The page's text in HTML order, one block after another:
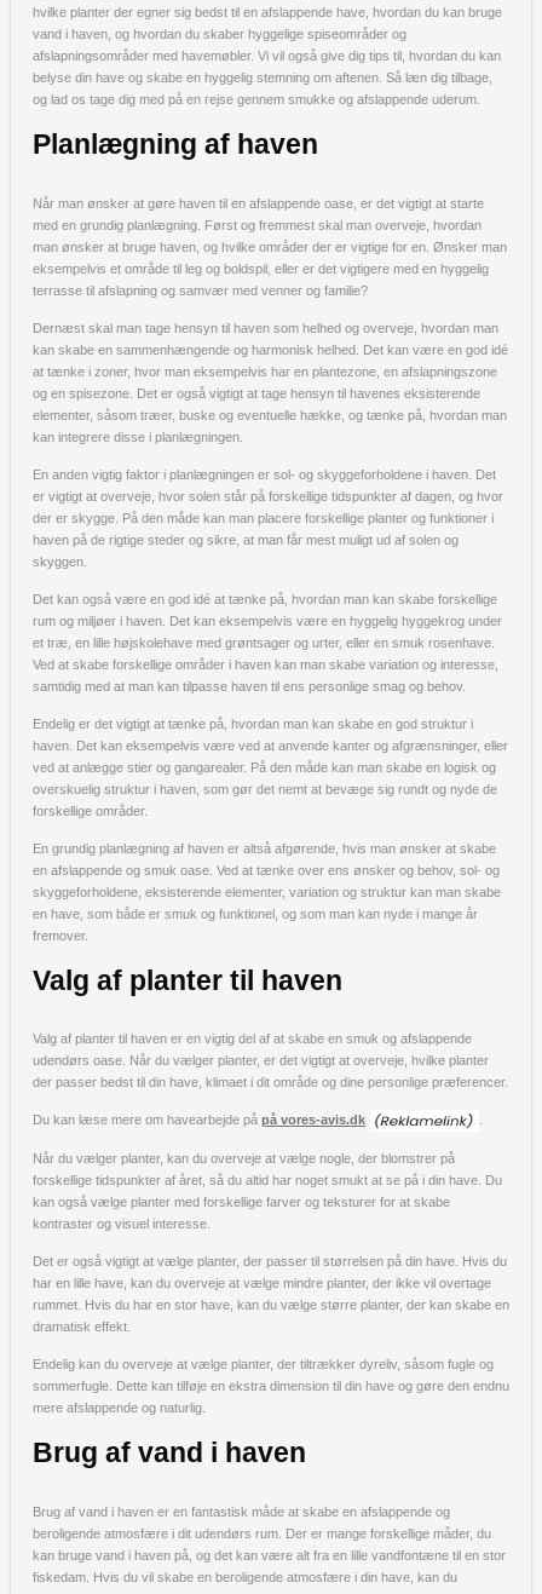
hvilke planter der egner sig bedst til en afslappende have, hvordan du kan bruge
vand i haven, og hvordan du skaber hyggelige spiseområder og
afslapningsområder med havemøbler. Vi vil også give dig tips til, hvordan du kan
belyse din have og skabe en hyggelig stemning om aftenen. Så læn dig tilbage,
og lad os tage dig med på en rejse gennem smukke og afslappende uderum.
Planlægning af haven
Når man ønsker at gøre haven til en afslappende oase, er det vigtigt at starte
med en grundig planlægning. Først og fremmest skal man overveje, hvordan
man ønsker at bruge haven, og hvilke områder der er vigtige for en. Ønsker man
eksempelvis et område til leg og boldspil, eller er det vigtigere med en hyggelig
terrasse til afslapning og samvær med venner og familie?
Dernæst skal man tage hensyn til haven som helhed og overveje, hvordan man
kan skabe en sammenhængende og harmonisk helhed. Det kan være en god idé
at tænke i zoner, hvor man eksempelvis har en plantezone, en afslapningszone
og en spisezone. Det er også vigtigt at tage hensyn til havenes eksisterende
elementer, såsom træer, buske og eventuelle hække, og tænke på, hvordan man
kan integrere disse i planlægningen.
En anden vigtig faktor i planlægningen er sol- og skyggeforholdene i haven. Det
er vigtigt at overveje, hvor solen står på forskellige tidspunkter af dagen, og hvor
der er skygge. På den måde kan man placere forskellige planter og funktioner i
haven på de rigtige steder og sikre, at man får mest muligt ud af solen og
skyggen.
Det kan også være en god idé at tænke på, hvordan man kan skabe forskellige
rum og miljøer i haven. Det kan eksempelvis være en hyggelig hyggekrog under
et træ, en lille højskolehave med grøntsager og urter, eller en smuk rosenhave.
Ved at skabe forskellige områder i haven kan man skabe variation og interesse,
samtidig med at man kan tilpasse haven til ens personlige smag og behov.
Endelig er det vigtigt at tænke på, hvordan man kan skabe en god struktur i
haven. Det kan eksempelvis være ved at anvende kanter og afgrænsninger, eller
ved at anlægge stier og gangarealer. På den måde kan man skabe en logisk og
overskuelig struktur i haven, som gør det nemt at bevæge sig rundt og nyde de
forskellige områder.
En grundig planlægning af haven er altså afgørende, hvis man ønsker at skabe
en afslappende og smuk oase. Ved at tænke over ens ønsker og behov, sol- og
skyggeforholdene, eksisterende elementer, variation og struktur kan man skabe
en have, som både er smuk og funktionel, og som man kan nyde i mange år
fremover.
Valg af planter til haven
Valg af planter til haven er en vigtig del af at skabe en smuk og afslappende
udendørs oase. Når du vælger planter, er det vigtigt at overveje, hvilke planter
der passer bedst til din have, klimaet i dit område og dine personlige præferencer.
Du kan læse mere om havearbejde på på vores-avis.dk
Når du vælger planter, kan du overveje at vælge nogle, der blomstrer på
forskellige tidspunkter af året, så du altid har noget smukt at se på i din have. Du
kan også vælge planter med forskellige farver og teksturer for at skabe
kontraster og visuel interesse.
Det er også vigtigt at vælge planter, der passer til størrelsen på din have. Hvis du
har en lille have, kan du overveje at vælge mindre planter, der ikke vil overtage
rummet. Hvis du har en stor have, kan du vælge større planter, der kan skabe en
dramatisk effekt.
Endelig kan du overveje at vælge planter, der tiltrækker dyreliv, såsom fugle og
sommerfugle. Dette kan tilføje en ekstra dimension til din have og gøre den endnu
mere afslappende og naturlig.
Brug af vand i haven
Brug af vand i haven er en fantastisk måde at skabe en afslappende og
beroligende atmosfære i dit udendørs rum. Der er mange forskellige måder, du
kan bruge vand i haven på, og det kan være alt fra en lille vandfontæne til en stor
fiskedam. Hvis du vil skabe en beroligende atmosfære i din have, kan du